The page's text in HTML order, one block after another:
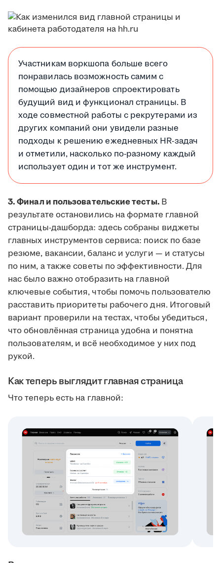
Участникам воркшопа больше всего
понравилась возможность самим с
помощью дизайнеров спроектировать
будущий вид и функционал страницы. В
ходе совместной работы с рекрутерами из
других компаний они увидели разные
подходы к решению ежедневных HR-задач
и отметили, насколько по-разному каждый
использует один и тот же инструмент.
3. Финал и пользовательские тесты. В
результате остановились на формате главной
страницы-дашборда: здесь собраны виджеты
главных инструментов сервиса: поиск по базе
резюме, вакансии, баланс и услуги — и статусы
по ним, а также советы по эффективности. Для
нас было важно отобразить на главной
ключевые события, чтобы помочь пользователю
расставить приоритеты рабочего дня. Итоговый
вариант проверили на тестах, чтобы убедиться,
что обновлённая страница удобна и понятна
пользователям, и всё необходимое у них под
рукой.
Как теперь выглядит главная страница
Что теперь есть на главной: